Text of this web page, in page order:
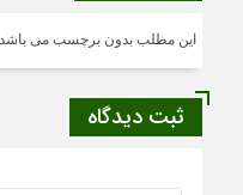
این مطلب بدون برچسب می باشد.
ثبت دیدگاه